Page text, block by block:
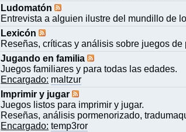
Ludomatón
Entrevista a alguien ilustre del mundillo de
Lexicón
Reseñas, críticas y análisis sobre juegos de
Jugando en familia
Juegos familiares y para todas las edades.
Encargado: maltzur
Imprimir y jugar
Juegos listos para imprimir y jugar.
Reseñas, análisis pormenorizado,
Encargado: temp3ror